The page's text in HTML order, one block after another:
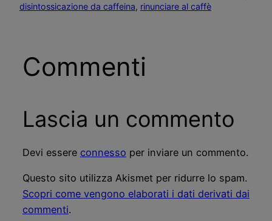
disintossicazione da caffeina, rinunciare al caffè
Commenti
Lascia un commento
Devi essere connesso per inviare un commento.
Questo sito utilizza Akismet per ridurre lo spam.
Scopri come vengono elaborati i dati derivati dai
commenti.